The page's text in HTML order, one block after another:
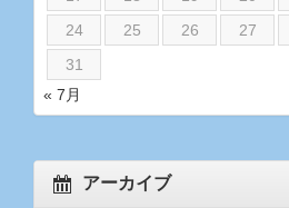
24
25 26 27
31
« 7月
アーカイブ